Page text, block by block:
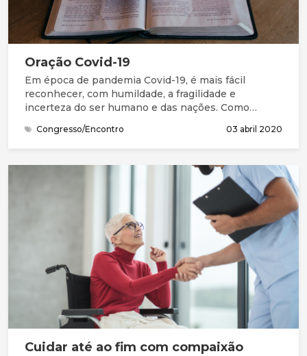
Oração Covid-19
Em época de pandemia Covid-19, é mais fácil
reconhecer, com humildade, a fragilidade e
incerteza do ser humano e das nações. Como
Salomão e seu povo, precisamos da graça (favor
imerecido) e de perdão para entrar na presença do
Deus Santo. Na Bíblia, compreendemos que este
Deus grande não está longe. Está perto, à distância
de uma oração. Queremos continuar a chegar-nos a
Ele, a compreender melhor quem Ele é, a
apresentar as nossas necessidades e
preocupações, a ouvir a Sua mensagem e
responder, acertando os nossos passos com a Sua
Congresso/Encontro 03 abril 2020
Cuidar até ao fim com compaixão